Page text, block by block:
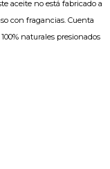
aceite no está fabricado a
con fragancias. Cuenta
naturales presionados